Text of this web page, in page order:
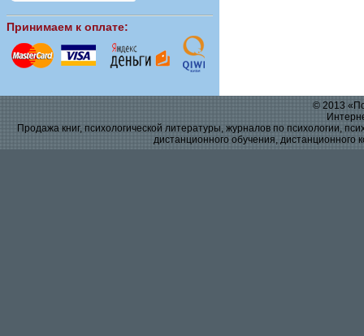
Принимаем к оплате:
© 2013
Продажа книг, психологической литературы, журналов по психологии,
дистанционного обучения, дистанционного